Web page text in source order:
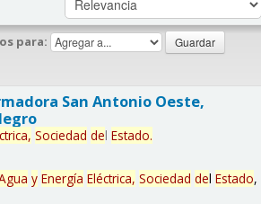
para:
San Antonio Oeste,
Sociedad del Estado.
y Energía Eléctrica, Sociedad del Estado,